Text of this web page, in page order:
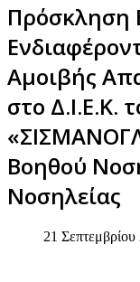
Πρόσκληση
Αμοιβής
στο Δ.Ι.Ε.Κ.
Βοηθού
Νοσηλείας
21